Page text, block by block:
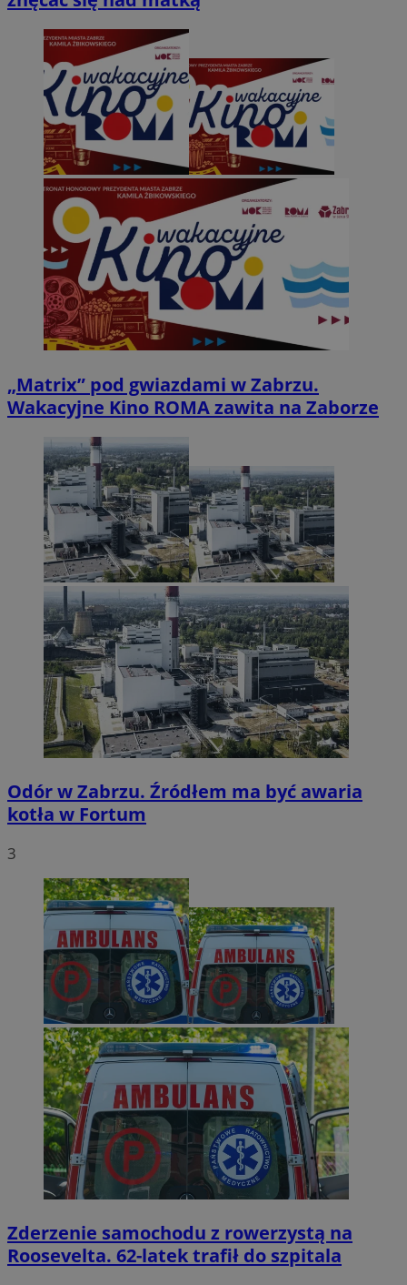
„Matrix” pod gwiazdami w Zabrzu.
Wakacyjne Kino ROMA zawita na Zaborze
Odór w Zabrzu. Źródłem ma być awaria
kotła w Fortum
3
Zderzenie samochodu z rowerzystą na
Roosevelta. 62-latek trafił do szpitala